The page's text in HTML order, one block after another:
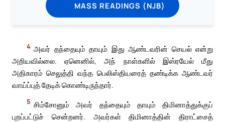
MASS READINGS (NJB)
4 அவர் தந்தையும் தாயும் இது ஆண்டவரின் செயல் என்று
அறியவில்லை. ஏனெனில், அந் நாள்களில் இஸ்ரயேல் மீது
அதிகாரம் செலுத்தி வந்த பெலிஸ்தியரைத் தண்டிக்க ஆண்டவர்
வாய்ப்புத் தேடிக் கொண்டிருந்தார்.
5 சிம்சோனும் அவர் தந்தையும் தாயும் திமினாத்துக்குப்
புறப்பட்டுச் சென்றனர். அவர்கள் திமினாத்தின் திராட்சைத்